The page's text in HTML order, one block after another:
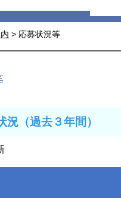
> 応募状況等
況（過去３年間）